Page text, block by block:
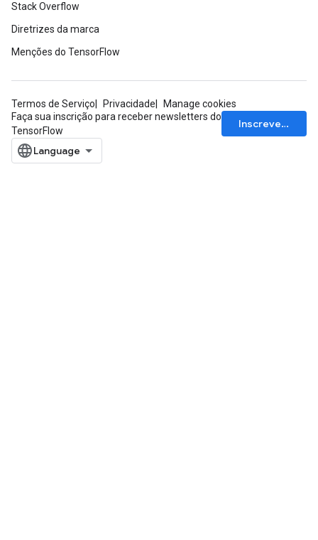
Stack Overflow
Diretrizes da marca
Menções do TensorFlow
Termos de Serviço Privacidade
Manage cookies
Faça sua inscrição para receber newsletters do
TensorFlow
Inscrever-se